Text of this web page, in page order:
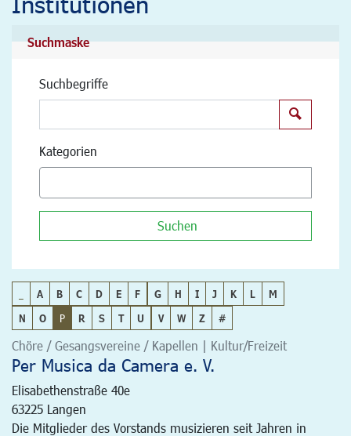
Suchmaske
Suchbegriffe
Kategorien
Suchen
A B C D E F G H I J K L
M
N
O P R S T U V W Z #
Chöre / Gesangsvereine / Kapellen | Kultur/Freizeit
Per Musica da Camera e. V.
Elisabethenstraße 40e
63225 Langen
Die Mitglieder des Vorstands musizieren seit Jahren in